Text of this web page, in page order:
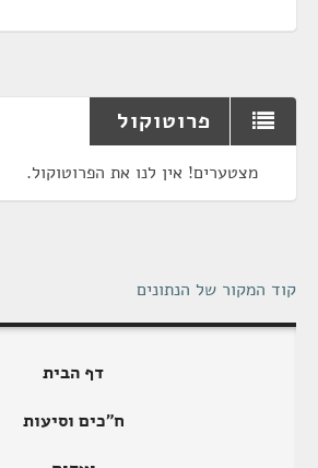
פרוטוקול
מצטערים! אין לנו את הפרוטוקול.
קוד המקור של הנתונים
דף הבית
ח"כים וסיעות